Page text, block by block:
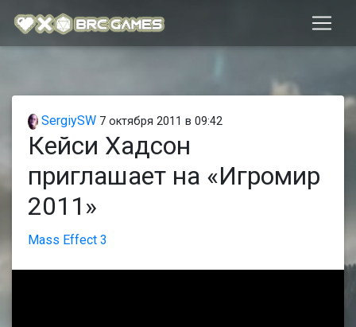
SergiySW 7 октября 2011 в 09:42
Кейси Хадсон
приглашает на «Игромир
2011»
Mass Effect 3